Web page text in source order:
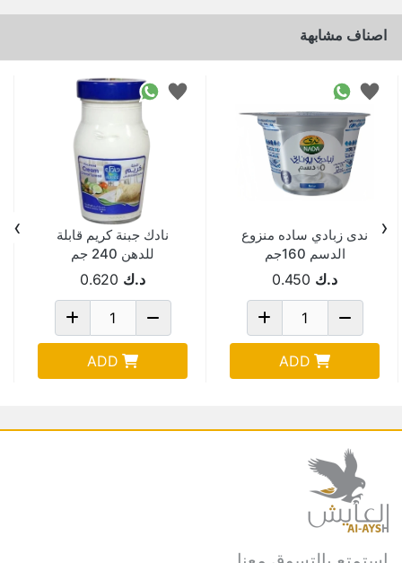
اصناف مشابهة
ندى زبادي ساده منزوع
الدسم 160جم
د.ك 0.450
ADD
نادك جبنة كريم قابلة
للدهن 240 جم
د.ك 0.620
ADD
‹
›